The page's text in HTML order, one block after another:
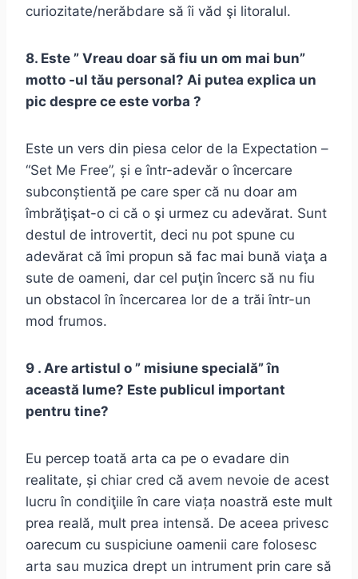
curiozitate/nerăbdare să îi văd şi litoralul.
8. Este ” Vreau doar să fiu un om mai bun”
motto -ul tău personal? Ai putea explica un
pic despre ce este vorba ?
Este un vers din piesa celor de la Expectation –
“Set Me Free”, și e într-adevăr o încercare
subconștientă pe care sper că nu doar am
îmbrăţişat-o ci că o şi urmez cu adevărat. Sunt
destul de introvertit, deci nu pot spune cu
adevărat că îmi propun să fac mai bună viaţa a
sute de oameni, dar cel puţin încerc să nu fiu
un obstacol în încercarea lor de a trăi într-un
mod frumos.
9 . Are artistul o ” misiune specială” în
această lume? Este publicul important
pentru tine?
Eu percep toată arta ca pe o evadare din
realitate, și chiar cred că avem nevoie de acest
lucru în condiţiile în care viața noastră este mult
prea reală, mult prea intensă. De aceea privesc
oarecum cu suspiciune oamenii care folosesc
arta sau muzica drept un intrument prin care să